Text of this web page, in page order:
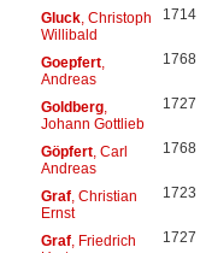
Gluck, Christoph
Willibald
1714
Goepfert,
Andreas
1768
Goldberg,
Johann Gottlieb
1727
Göpfert, Carl
Andreas
1768
Graf, Christian
Ernst
1723
Graf, Friedrich
1727